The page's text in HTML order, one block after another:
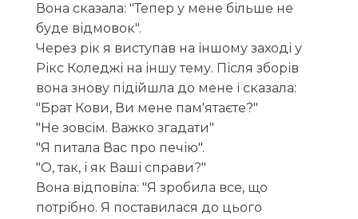
Вона сказала: "Тепер у мене більше не
буде відмовок".
Через рік я виступав на іншому заході у
Рікс Коледжі на іншу тему. Після зборів
вона знову підійшла до мене і сказала:
"Брат Кови, Ви мене пам'ятаєте?"
"Не зовсім. Важко згадати"
"Я питала Вас про печію".
"О, так, і як Ваші справи?"
Вона відповіла: "Я зробила все, що
потрібно. Я поставилася до цього